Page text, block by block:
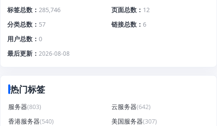
标签总数
285,746 页面总数
12
分类总数
57 链接总数
6
用户总数
0
最后更新
2026-08-08
热门标签
服务器(803) 云服务器(642)
香港服务器(540) 美国服务器(307)